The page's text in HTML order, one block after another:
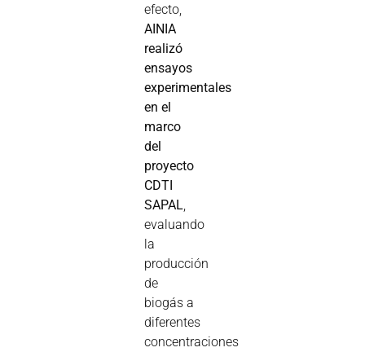
efecto,
AINIA
realizó
ensayos
experimentales
en el
marco
del
proyecto
CDTI
SAPAL
evaluando
la
producción
de
biogás a
diferentes
concentraciones